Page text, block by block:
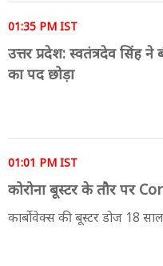
01:35 PM IST
उत्तर प्रदेश: स्वतंत्रदेव सिंह
का पद छोड़ा
01:01 PM IST
कोरोना बूस्टर के तौर पर
कार्बोवेक्स की बूस्टर डोज 18